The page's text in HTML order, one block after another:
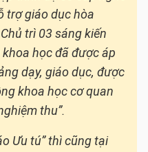
trợ giáo dục hòa
trì 03 sáng kiến
học đã được áp
dạy, giáo dục, được
khoa học cơ quan
thu”.
Ưu tú” thì cũng tại